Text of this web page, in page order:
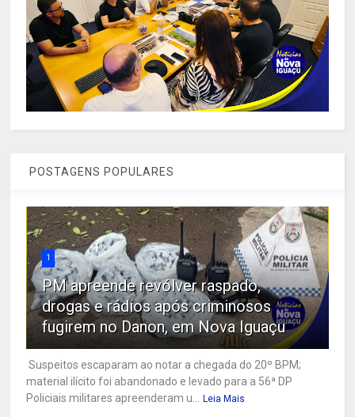
POSTAGENS POPULARES
1
PM apreende revólver raspado,
drogas e rádios após criminosos
fugirem no Danon, em Nova Iguaçu
Suspeitos escaparam ao notar a chegada do 20º BPM;
material ilícito foi abandonado e levado para a 56ª DP
Policiais militares apreenderam u... Leia Mais